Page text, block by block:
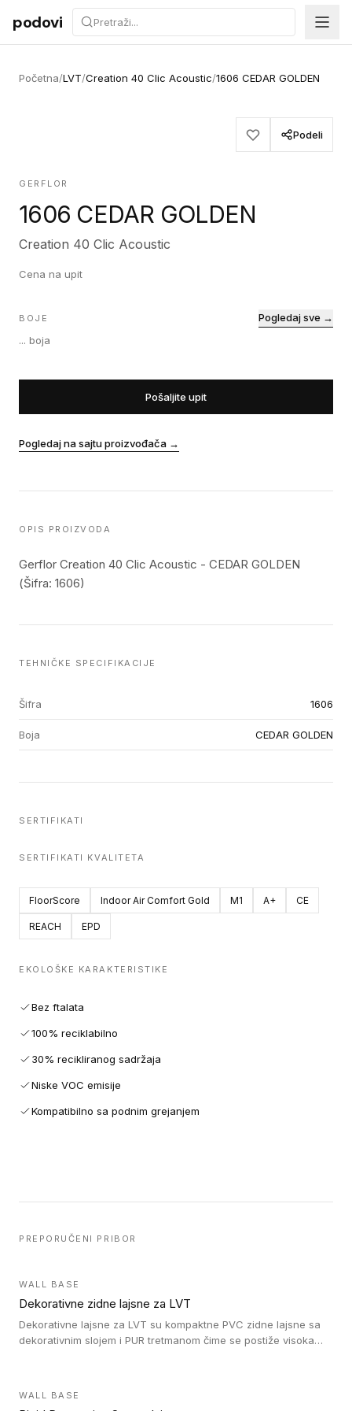
Preskoči na sadržaj
podovi
Početna/LVT/Creation 40 Clic Acoustic/1606 CEDAR GOLDEN
Podeli
GERFLOR
1606 CEDAR GOLDEN
Creation 40 Clic Acoustic
Cena na upit
BOJE
... boja
Pogledaj sve →
Pošaljite upit
Pogledaj na sajtu proizvođača →
OPIS PROIZVODA
Gerflor Creation 40 Clic Acoustic - CEDAR GOLDEN
(Šifra: 1606)
TEHNIČKE SPECIFIKACIJE
Šifra 1606
Boja CEDAR GOLDEN
SERTIFIKATI
SERTIFIKATI KVALITETA
FloorScore Indoor Air Comfort Gold M1 A+ CE
REACH EPD
EKOLOŠKE KARAKTERISTIKE
Bez ftalata
100% reciklabilno
30% recikliranog sadržaja
Niske VOC emisije
Kompatibilno sa podnim grejanjem
PREPORUČENI PRIBOR
WALL BASE
Dekorativne zidne lajsne za LVT
Dekorativne lajsne za LVT su kompaktne PVC zidne lajsne sa
dekorativnim slojem i PUR tretmanom čime se postiže visoka
WALL BASE